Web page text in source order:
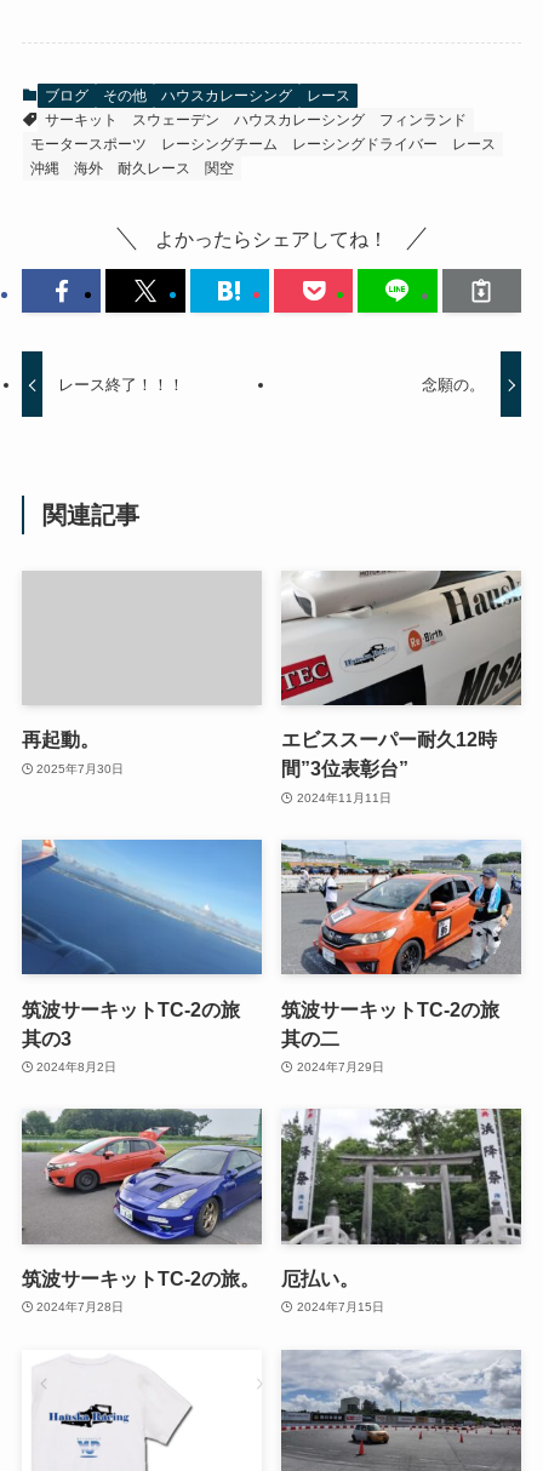
ブログ その他 ハウスカレーシング
レース
サーキット
スウェーデン ハウスカレーシング
フィンランド
モータースポーツ
レーシングチーム レーシングドライバー
レース
沖縄
海外 耐久レース 関空
よかったらシェアしてね！
レース終了！！！ 念願の。
関連記事
再起動。
2025年7月30日
エビススーパー耐久12時
間”3位表彰台”
2024年11月11日
筑波サーキットTC-2の旅
其の3
2024年8月2日
筑波サーキットTC-2の旅
其の二
2024年7月29日
筑波サーキットTC-2の旅。
2024年7月28日
厄払い。
2024年7月15日